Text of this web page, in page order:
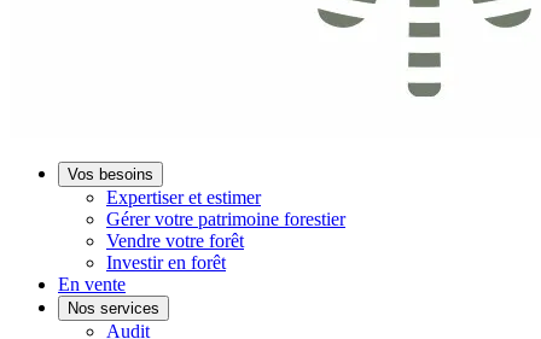
Vos besoins
Expertiser et estimer
Gérer votre patrimoine forestier
Vendre votre forêt
Investir en forêt
En vente
Nos services
Audit